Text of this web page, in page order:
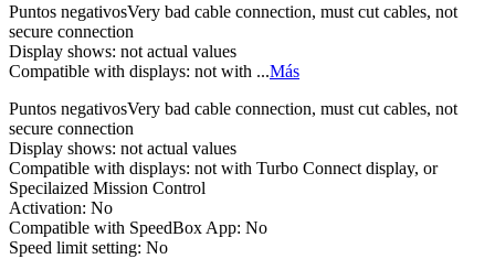
Puntos negativosVery bad cable connection, must cut cables, not
secure connection
Display shows: not actual values
Compatible with displays: not with ...Más
Puntos negativosVery bad cable connection, must cut cables, not
secure connection
Display shows: not actual values
Compatible with displays: not with Turbo Connect display, or
Specilaized Mission Control
Activation: No
Compatible with SpeedBox App: No
Speed limit setting: No